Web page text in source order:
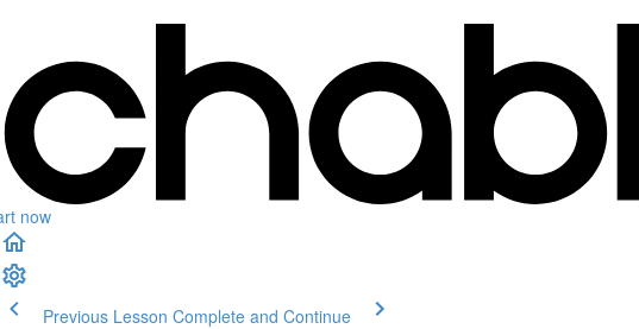
now
Previous Lesson Complete and Continue